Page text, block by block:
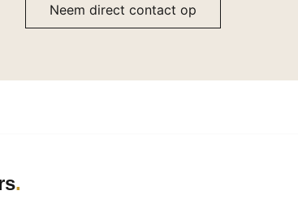
Neem direct contact op
+ Interieur